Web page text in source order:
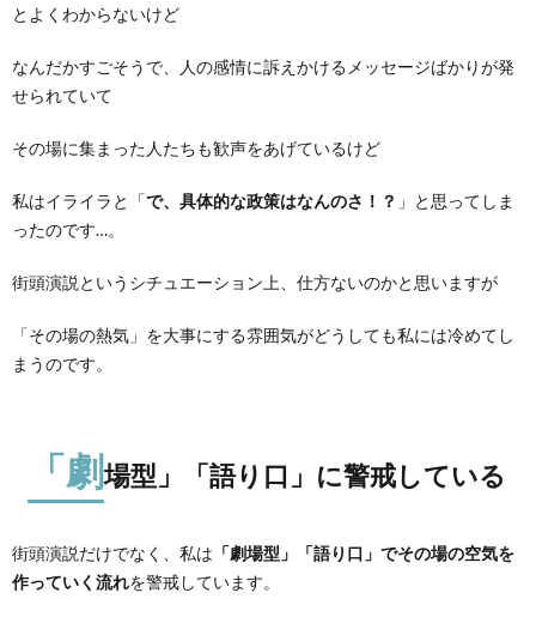
とよくわからないけど
なんだかすごそうで、人の感情に訴えかけるメッセージばかりが発
せられていて
その場に集まった人たちも歓声をあげているけど
私はイライラと「で、具体的な政策はなんのさ！？ 」と思ってしま
ったのです…。
街頭演説というシチュエーション上、仕方ないのかと思いますが
「その場の熱気」を大事にする雰囲気がどうしても私には冷めてし
まうのです。
「劇場型」「語り口」に警戒している
街頭演説だけでなく、私は 「劇場型」「語り口」でその場の空気を
作っていく流れを警戒しています。